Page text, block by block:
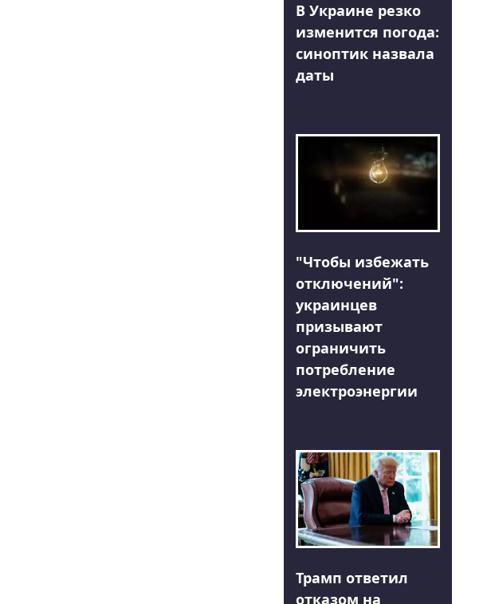
В Украине резко
изменится погода:
синоптик назвала
даты
"Чтобы избежать
отключений":
украинцев
призывают
ограничить
потребление
электроэнергии
Трамп ответил
отказом на